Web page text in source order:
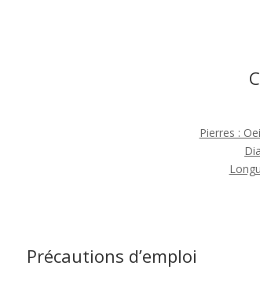
Pierres :
Précautions d’emploi